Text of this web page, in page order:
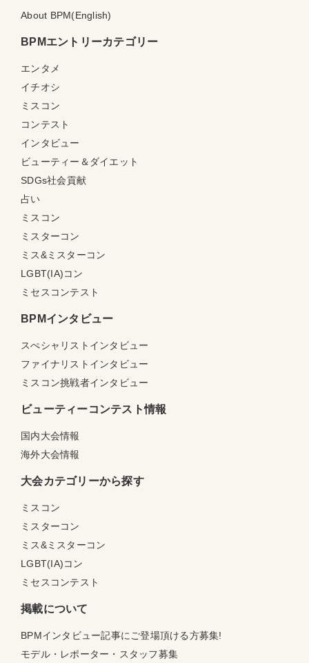
About BPM(English)
BPMエントリーカテゴリー
エンタメ
イチオシ
ミスコン
コンテスト
インタビュー
ビューティー＆ダイエット
SDGs社会貢献
占い
ミスコン
ミスターコン
ミス&ミスターコン
LGBT(IA)コン
ミセスコンテスト
BPMインタビュー
スぺシャリストインタビュー
ファイナリストインタビュー
ミスコン挑戦者インタビュー
ビューティーコンテスト情報
国内大会情報
海外大会情報
大会カテゴリーから探す
ミスコン
ミスターコン
ミス&ミスターコン
LGBT(IA)コン
ミセスコンテスト
掲載について
BPMインタビュー記事にご登場頂ける方募集!
モデル・レポーター・スタッフ募集